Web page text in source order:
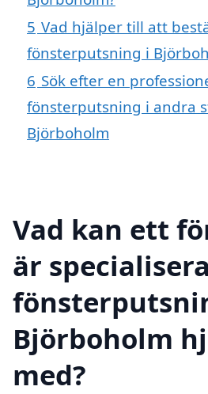
5 Vad hjälper till att
fönsterputsning i
6 Sök efter en
fönsterputsning i andra
Björboholm
Vad kan ett
är
Björboholm
med?